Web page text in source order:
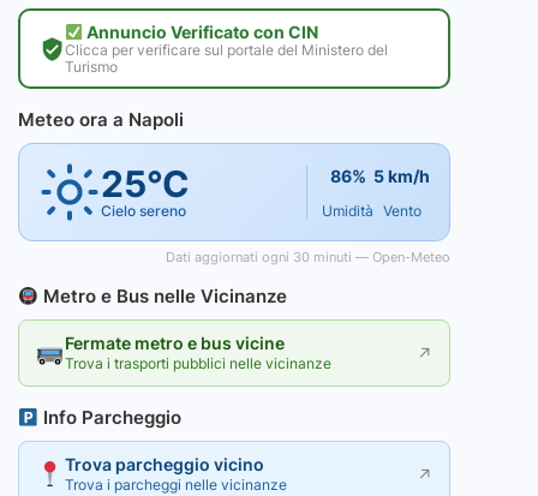
Annuncio Verificato con CIN
Clicca per verificare sul portale del Ministero del
Turismo
Meteo ora a Napoli
25°C
Cielo sereno
86%
Umidità
5 km/h
Vento
Dati aggiornati ogni 30 minuti — Open-Meteo
Metro e Bus nelle Vicinanze
Fermate metro e bus vicine
Trova i trasporti pubblici nelle vicinanze ↗
Info Parcheggio
Trova parcheggio vicino
Trova i parcheggi nelle vicinanze ↗